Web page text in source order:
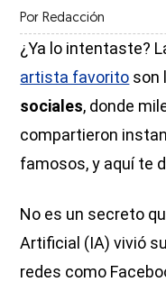
Por Redacción
¿Ya lo intentaste?
artista favorito son
sociales, donde
compartieron
famosos, y aquí te
No es un secreto
Artificial (IA) vivió
redes como